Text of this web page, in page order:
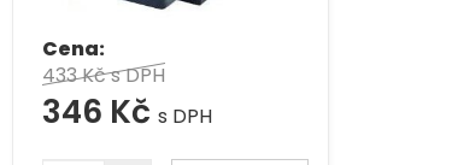
Cena:
433 Kčs DPH
346 Kčs DPH